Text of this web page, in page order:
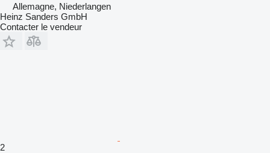
Allemagne, Niederlangen
Heinz Sanders GmbH
Contacter le vendeur
2